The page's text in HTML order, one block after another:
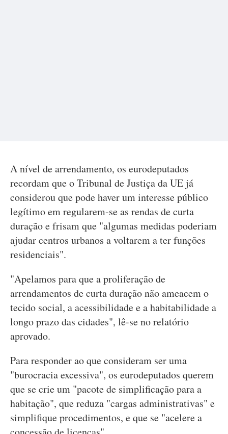
A nível de arrendamento, os eurodeputados
recordam que o Tribunal de Justiça da UE já
considerou que pode haver um interesse público
legítimo em regularem-se as rendas de curta
duração e frisam que "algumas medidas poderiam
ajudar centros urbanos a voltarem a ter funções
residenciais".
"Apelamos para que a proliferação de
arrendamentos de curta duração não ameacem o
tecido social, a acessibilidade e a habitabilidade a
longo prazo das cidades", lê-se no relatório
aprovado.
Para responder ao que consideram ser uma
"burocracia excessiva", os eurodeputados querem
que se crie um "pacote de simplificação para a
habitação", que reduza "cargas administrativas" e
simplifique procedimentos, e que se "acelere a